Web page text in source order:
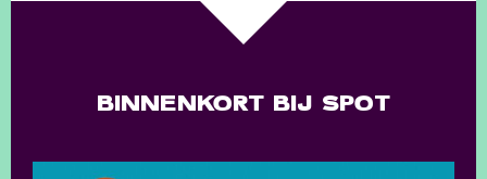
BINNENKORT BIJ SPOT